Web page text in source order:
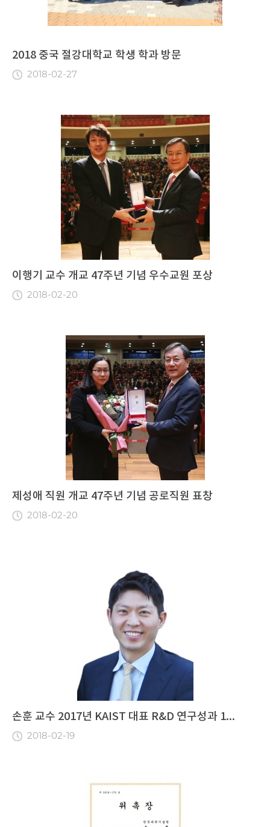
2018 중국 절강대학교 학생 학과 방문
2018-02-27
이행기 교수 개교 47주년 기념 우수교원 포상
2018-02-20
제성애 직원 개교 47주년 기념 공로직원 표창
2018-02-20
손훈 교수 2017년 KAIST 대표 R&D 연구성과 1...
2018-02-19